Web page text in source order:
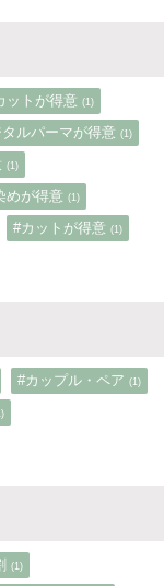
ットが得意 (1)
ルパーマが得意 (1)
(1)
めが得意 (1)
#カットが得意 (1)
#カップル・ペア (1)
(1)